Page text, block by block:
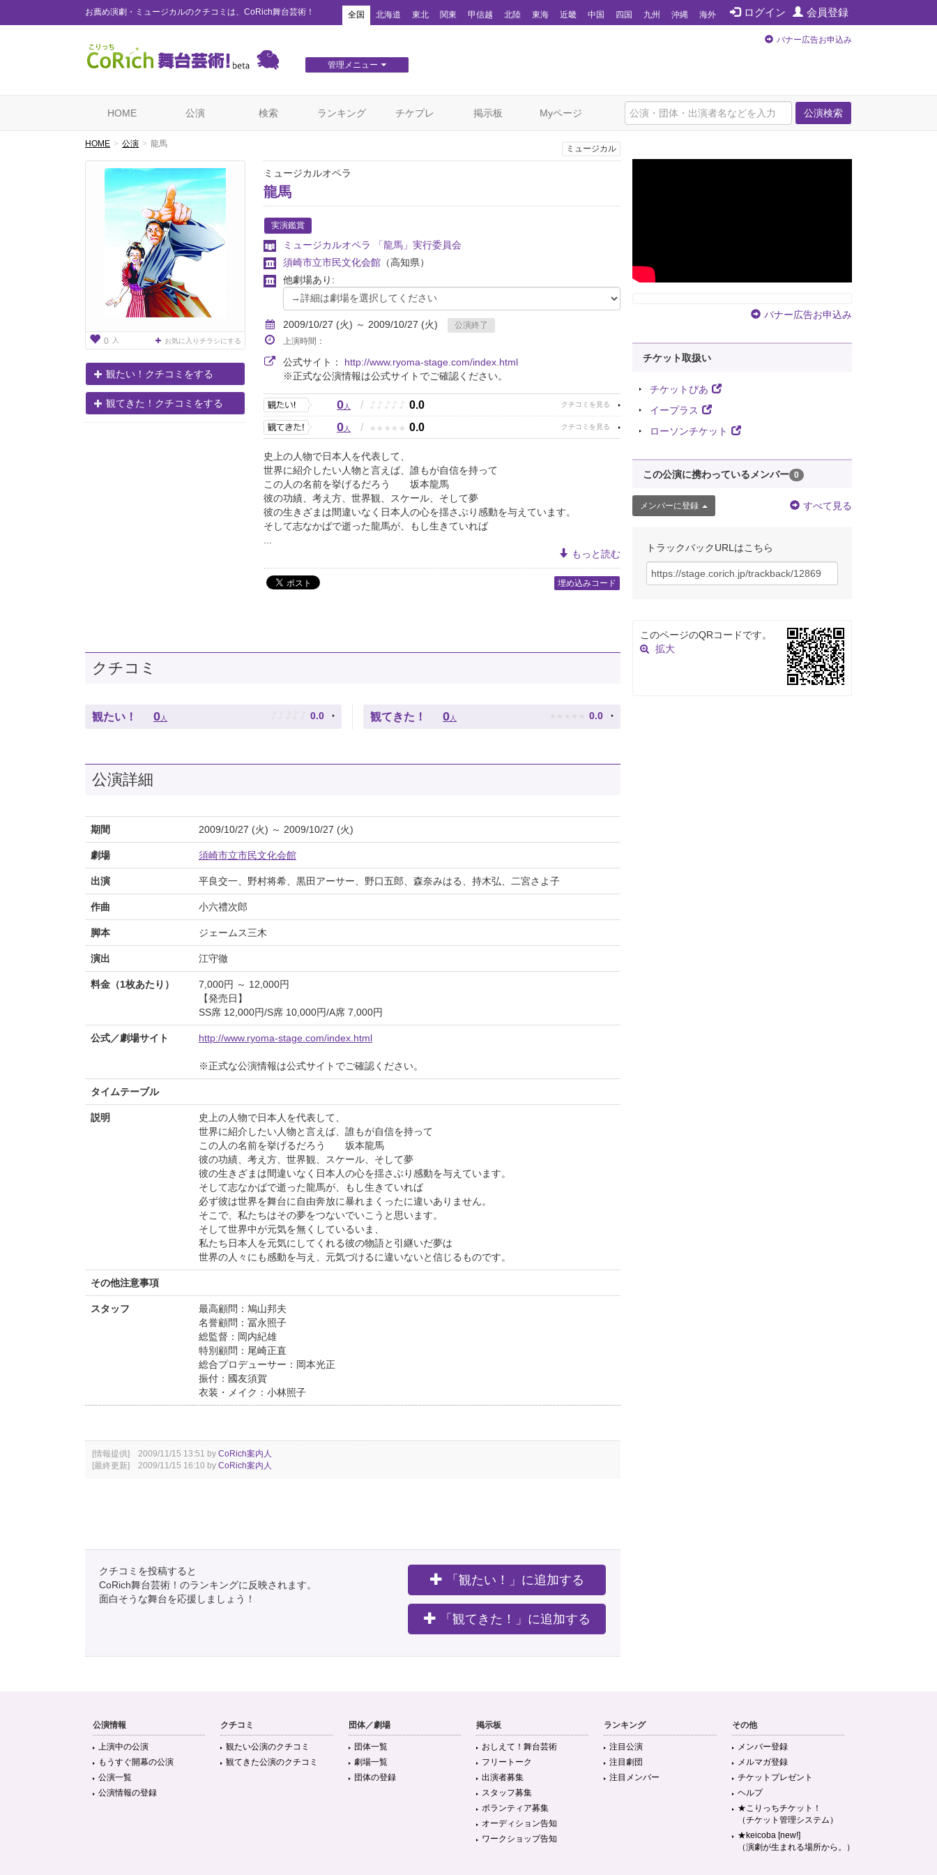
お薦め演劇・ミュージカルのクチコミは、CoRich舞台芸術！ ログイン 会員登録
全国 北海道 東北 関東 甲信越 北陸 東海 近畿 中国 四国 九州 沖縄 海外
管理メニュー
バナー広告お申込み
公演検索
HOME 公演 検索 ランキング チケプレ 掲示板 Myページ
HOME 公演 龍馬
0 人 お気に入りチラシにする
観たい！クチコミをする
観てきた！クチコミをする
ミュージカル
ミュージカルオペラ
龍馬
実演鑑賞
ミュージカルオペラ 「龍馬」実行委員会
須崎市立市民文化会館 （高知県）
他劇場あり:
2009/10/27 (火) ～ 2009/10/27 (火)
公演終了
上演時間：
公式サイト： http://www.ryoma-stage.com/index.html
※正式な公演情報は公式サイトでご確認ください。
0人 / ♪ ♪ ♪ ♪ ♪ 0.0
0人 / ★ ★ ★ ★ ★ 0.0
史上の人物で日本人を代表して、
世界に紹介したい人物と言えば、誰もが自信を持って
この人の名前を挙げるだろう 坂本龍馬
彼の功績、考え方、世界観、スケール、そして夢
彼の生きざまは間違いなく日本人の心を揺さぶり感動を与えています。
そして志なかばで逝った龍馬が、もし生きていれば
もっと読む
埋め込みコード
クチコミ
観たい！ 0 人 ♪ ♪ ♪ ♪ ♪ 0.0 観てきた！ 0 人 ★ ★ ★ ★ ★ 0.0
公演詳細
期間 2009/10/27 (火) ～ 2009/10/27 (火)
劇場 須崎市立市民文化会館
出演 平良交一、野村将希、黒田アーサー、野口五郎、森奈みはる、持木弘、二宮さよ子
作曲 小六禮次郎
脚本 ジェームス三木
演出 江守徹
料金（1枚あたり）
7,000円 ～ 12,000円
【発売日】
SS席 12,000円/S席 10,000円/A席 7,000円
公式／劇場サイト http://www.ryoma-stage.com/index.html
※正式な公演情報は公式サイトでご確認ください。
タイムテーブル
説明
史上の人物で日本人を代表して、
世界に紹介したい人物と言えば、誰もが自信を持って
この人の名前を挙げるだろう 坂本龍馬
彼の功績、考え方、世界観、スケール、そして夢
彼の生きざまは間違いなく日本人の心を揺さぶり感動を与えています。
そして志なかばで逝った龍馬が、もし生きていれば
必ず彼は世界を舞台に自由奔放に暴れまくったに違いありません。
そこで、私たちはその夢をつないでいこうと思います。
そして世界中が元気を無くしているいま、
私たち日本人を元気にしてくれる彼の物語と引継いだ夢は
世界の人々にも感動を与え、元気づけるに違いないと信じるものです。
その他注意事項
スタッフ
最高顧問：鳩山邦夫
名誉顧問：冨永照子
総監督：岡内紀雄
特別顧問：尾崎正直
総合プロデューサー：岡本光正
振付：國友須賀
衣装・メイク：小林照子
[情報提供] 2009/11/15 13:51 by CoRich案内人
[最終更新] 2009/11/15 16:10 by CoRich案内人
クチコミを投稿すると
CoRich舞台芸術！のランキングに反映されます。
面白そうな舞台を応援しましょう！
「観たい！」に追加する
「観てきた！」に追加する
バナー広告お申込み
チケット取扱い
チケットぴあ
イープラス
ローソンチケット
この公演に携わっているメンバー 0
メンバーに登録 すべて見る
トラックバックURLはこちら
このページのQRコードです。
拡大
公演情報
上演中の公演
もうすぐ開幕の公演
公演一覧
公演情報の登録
クチコミ
観たい公演のクチコミ
観てきた公演のクチコミ
団体／劇場
団体一覧
劇場一覧
団体の登録
掲示板
おしえて！舞台芸術
フリートーク
出演者募集
スタッフ募集
ボランティア募集
オーディション告知
ワークショップ告知
ランキング
注目公演
注目劇団
注目メンバー
その他
メンバー登録
メルマガ登録
チケットプレゼント
ヘルプ
★こりっちチケット！
（チケット管理システム）
★keicoba [new!]
（演劇が生まれる場所から。）